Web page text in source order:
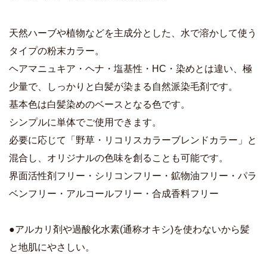
天然ハーブや植物などを主成分とした、水で溶かして使う
タイプの粉末カラー。
ヘアマニュキア・ヘナ・塩基性・HC・染めとは違い、極
少量で、しっかりと白髪が染まる自然派染毛剤です。
基本色は白髪染めのベースとなる色です。
シンプルに単体でご使用できます。
必要に応じて「野草・リコリスカラーブレンドカラー」と
混合し、オリジナルの色味を創ることも可能です。
界面活性剤フリー・シリコンフリー・鉱物油フリー・パラ
ベンフリー・アルコールフリー・合成香料フリー
●アルカリ剤や過酸化水素(通称オキシ)を使わないから髪
と地肌にやさしい。